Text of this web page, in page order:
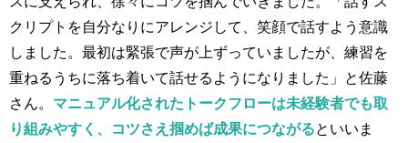
クリプトを自分なりにアレンジして、笑顔で話すよう意識
しました。最初は緊張で声が上ずっていましたが、練習を
重ねるうちに落ち着いて話せるようになりました」と佐藤
さん。 マニュアル化されたトークフローは未経験者でも取
り組みやすく、コツさえ掴めば成果につながるといいま